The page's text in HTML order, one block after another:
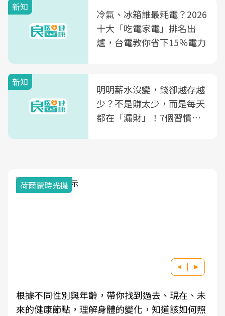
光田醫院建構360度女性健
康照護生態圈
新知
冷氣、冰箱誰最耗電？2026
十大「吃電家電」排名出
爐，台電教你省下15％電力
新知
明明薪水沒變，錢卻越存越
少？不是賺太少，而是每天
都在「漏財」！7個習慣一
2025健檢服務大調查
因應超高齡社會來臨，良醫健康網推動「2025年
健檢服務大調查」，以倡議健康促進為目的，深